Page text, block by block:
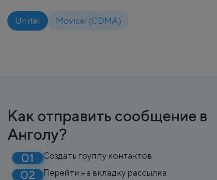
Unitel Movicel (CDMA)
Как отправить сообщение в
Анголу?
Создать группу контактов
Перейти на вкладку рассылка